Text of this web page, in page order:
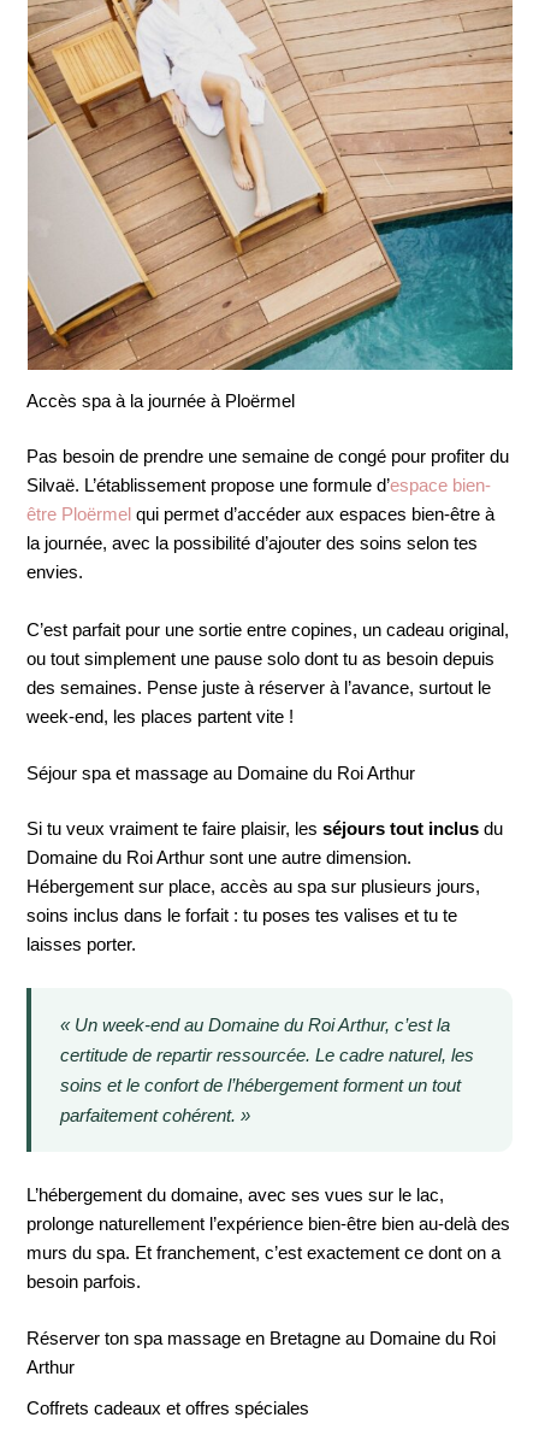
Accès spa à la journée à Ploërmel
Pas besoin de prendre une semaine de congé pour profiter du
Silvaë. L’établissement propose une formule d’espace bien-
être Ploërmel qui permet d’accéder aux espaces bien-être à
la journée, avec la possibilité d’ajouter des soins selon tes
envies.
C’est parfait pour une sortie entre copines, un cadeau original,
ou tout simplement une pause solo dont tu as besoin depuis
des semaines. Pense juste à réserver à l’avance, surtout le
week-end, les places partent vite !
Séjour spa et massage au Domaine du Roi Arthur
Si tu veux vraiment te faire plaisir, lesséjours tout inclus du
Domaine du Roi Arthur sont une autre dimension.
Hébergement sur place, accès au spa sur plusieurs jours,
soins inclus dans le forfait : tu poses tes valises et tu te
laisses porter.
« Un week-end au Domaine du Roi Arthur, c’est la
certitude de repartir ressourcée. Le cadre naturel, les
soins et le confort de l’hébergement forment un tout
parfaitement cohérent. »
L’hébergement du domaine, avec ses vues sur le lac,
prolonge naturellement l’expérience bien-être bien au-delà des
murs du spa. Et franchement, c’est exactement ce dont on a
besoin parfois.
Réserver ton spa massage en Bretagne au Domaine du Roi
Arthur
Coffrets cadeaux et offres spéciales